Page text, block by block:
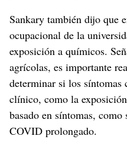
Sankary también dijo que
ocupacional de la
exposición a químicos.
agrícolas, es importante
determinar si los síntomas
clínico, como la
basado en síntomas,
COVID prolongado.